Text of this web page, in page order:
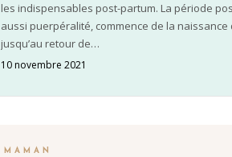
les indispensables post-partum. La période
aussi puerpéralité, commence de la
jusqu’au retour de…
10 novembre 2021
MAMAN